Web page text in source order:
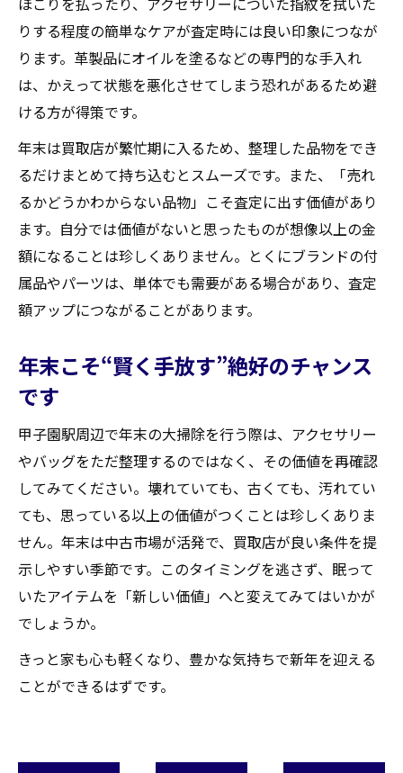
りする程度の簡単なケアが査定時には良い印象につなが
ります。革製品にオイルを塗るなどの専門的な手入れ
は、かえって状態を悪化させてしまう恐れがあるため避
ける方が得策です。
年末は買取店が繁忙期に入るため、整理した品物をでき
るだけまとめて持ち込むとスムーズです。また、「売れ
るかどうかわからない品物」こそ査定に出す価値があり
ます。自分では価値がないと思ったものが想像以上の金
額になることは珍しくありません。とくにブランドの付
属品やパーツは、単体でも需要がある場合があり、査定
額アップにつながることがあります。
年末こそ“賢く手放す”絶好のチャンス
です
甲子園駅周辺で年末の大掃除を行う際は、アクセサリー
やバッグをただ整理するのではなく、その価値を再確認
してみてください。壊れていても、古くても、汚れてい
ても、思っている以上の価値がつくことは珍しくありま
せん。年末は中古市場が活発で、買取店が良い条件を提
示しやすい季節です。このタイミングを逃さず、眠って
いたアイテムを「新しい価値」へと変えてみてはいかが
でしょうか。
きっと家も心も軽くなり、豊かな気持ちで新年を迎える
ことができるはずです。